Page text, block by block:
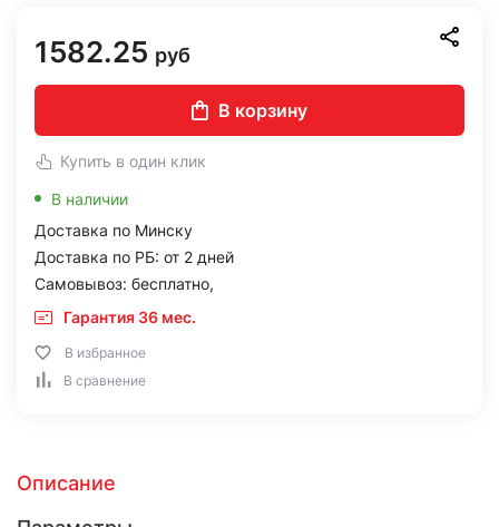
1582.25 руб
В корзину
Купить в один клик
В наличии
Доставка по Минску
Доставка по РБ: от 2 дней
Самовывоз: бесплатно,
Гарантия 36 мес.
В избранное
В сравнение
Описание